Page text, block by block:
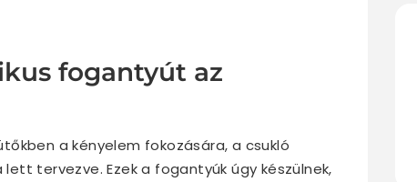
fogantyút az
a kényelem fokozására, a csukló
tervezve. Ezek a fogantyúk úgy készülnek,